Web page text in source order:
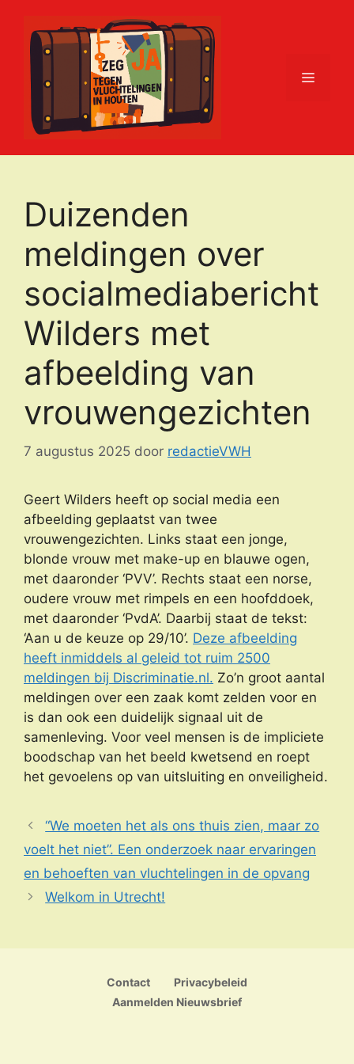
inhoud
Menu
Duizenden
meldingen over
socialmediabericht
Wilders met
afbeelding van
vrouwengezichten
7 augustus 2025 door redactieVWH
Geert Wilders heeft op social media een
afbeelding geplaatst van twee
vrouwengezichten. Links staat een jonge,
blonde vrouw met make-up en blauwe ogen,
met daaronder ‘PVV’. Rechts staat een norse,
oudere vrouw met rimpels en een hoofddoek,
met daaronder ‘PvdA’. Daarbij staat de tekst:
‘Aan u de keuze op 29/10’. Deze afbeelding
heeft inmiddels al geleid tot ruim 2500
meldingen bij Discriminatie.nl. Zo’n groot aantal
meldingen over een zaak komt zelden voor en
is dan ook een duidelijk signaal uit de
samenleving. Voor veel mensen is de impliciete
boodschap van het beeld kwetsend en roept
het gevoelens op van uitsluiting en onveiligheid.
“We moeten het als ons thuis zien, maar zo
voelt het niet”. Een onderzoek naar ervaringen
en behoeften van vluchtelingen in de opvang
Welkom in Utrecht!
Contact
Privacybeleid
Aanmelden Nieuwsbrief